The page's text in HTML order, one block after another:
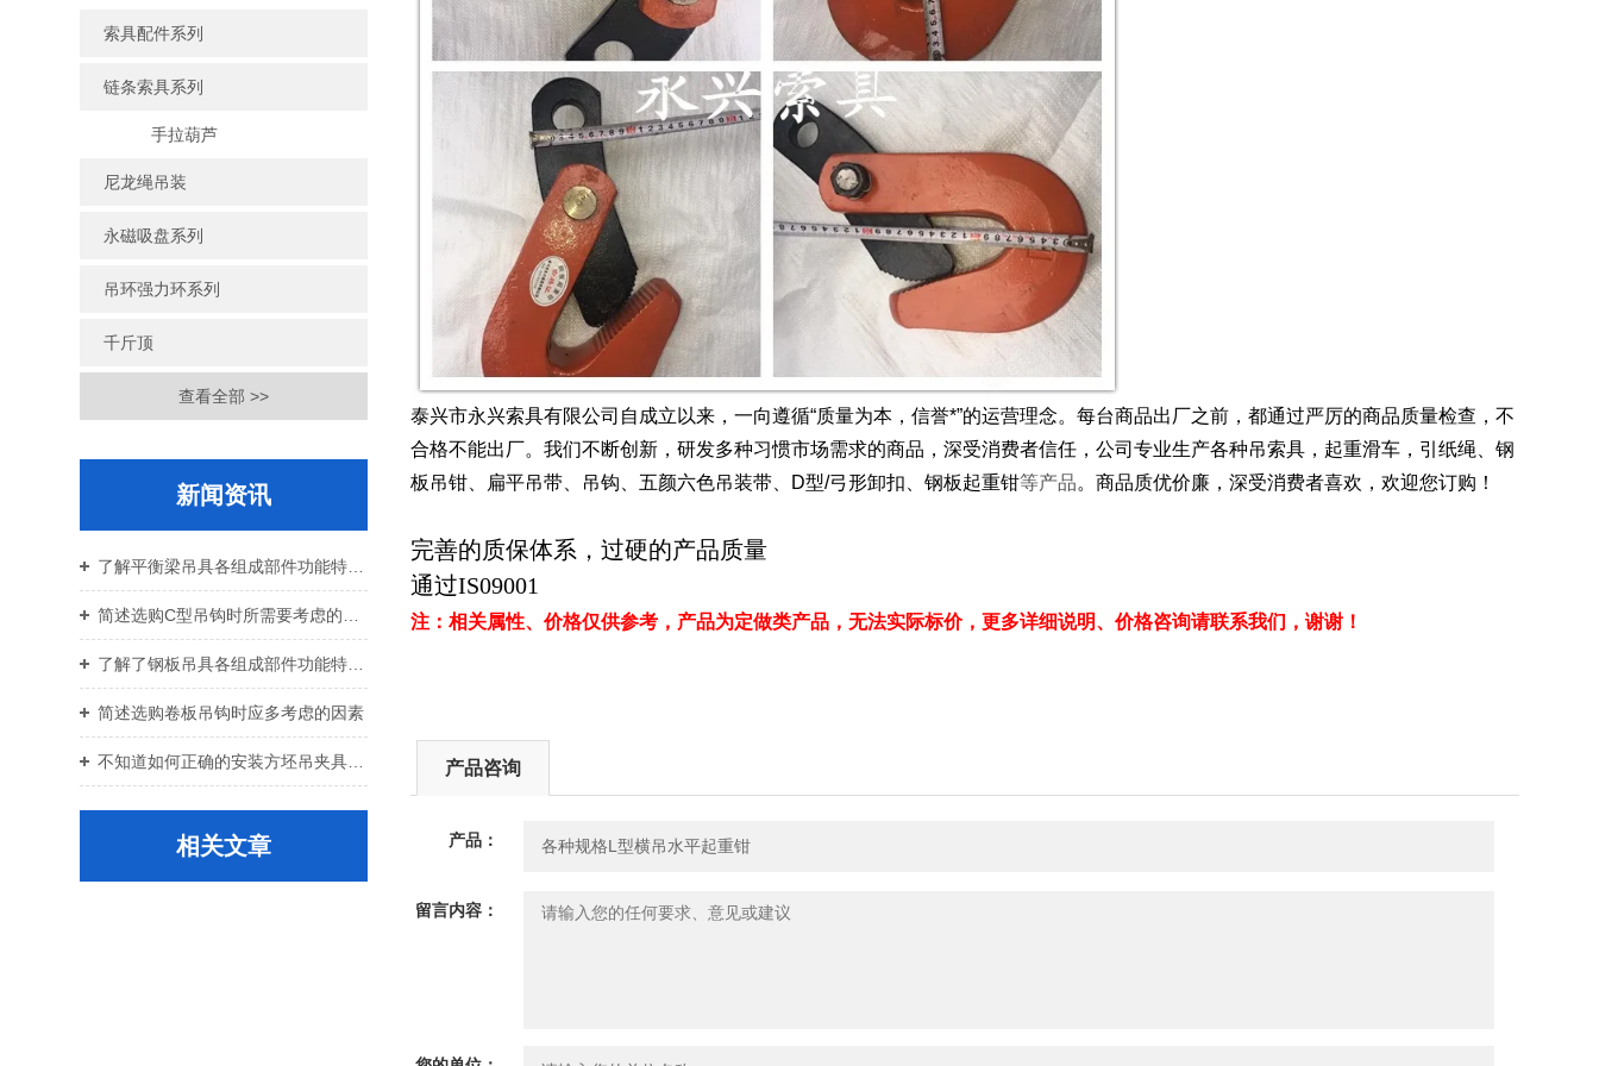
索具配件系列
链条索具系列
手拉葫芦
尼龙绳吊装
永磁吸盘系列
吊环强力环系列
千斤顶
查看全部 >>
新闻资讯
简述选购卷板吊钩时应多考虑的因素
相关文章
泰兴市永兴索具有限公司自成立以来，一向遵循“质量为本，信誉*”的运营理念。每台商品出厂之前，都通过严厉的商品质量检查，不
合格不能出厂。我们不断创新，研发多种习惯市场需求的商品，深受消费者信任，公司专业生产各种吊索具，起重滑车，引纸绳、钢
板吊钳、扁平吊带、吊钩、五颜六色吊装带、D型/弓形卸扣、钢板起重钳等产品。商品质优价廉，深受消费者喜欢，欢迎您订购！
完善的质保体系，过硬的产品质量
通过IS09001
注：相关属性、价格仅供参考，产品为定做类产品，无法实际标价，更多详细说明、价格咨询请联系我们，谢谢！
产品咨询
产品：
留言内容：